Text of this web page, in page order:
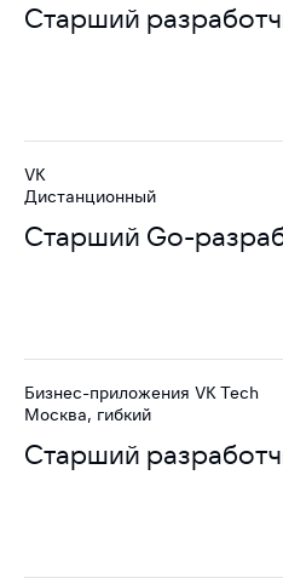
Старший
Старший Go-
VK
Дистанционный
Старший
Бизнес-приложения VK Tech
Москва, гибкий